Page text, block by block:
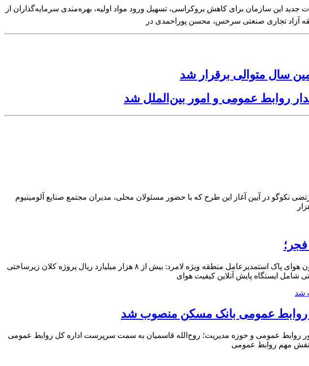
این سازمان برای کاهش بروکراسی، تسهیل ورود مواد اولیه، بهره‌مندی سرمایه‌گذاران از
آزاد تجاری صنعتی سرخس، محسن پوراحمدی در
سال متوالی برقرار شد
روابط عمومی و امور بین‌الملل شد
مرتضی نکوگو در آیین آغاز این طرح که با حضور مسئولان محلی، مدیران مجتمع صنایع آلومینیوم
معاون رئیس‌جمهور: راه‌اندازی سامانه پایش برخط کیفیت هوا در منطقه ویژه لامرد، مصداق اجرای تعهدات قانون هوای پاک استمدیرعامل منطقه ویژه لامرد: بیش از ۸ هزار میلیارد ریال پروژه کلان زیرساختی
شامل ایستگاه پایش آنلاین کیفیت هوای
روابط عمومی بانک مسکن منصوب شد
روابط عمومی و حوزه مدیریت؛ روح‌الله قاسمیان به سمت سرپرست اداره کل روابط عمومی
نقش مهم روابط عمومی